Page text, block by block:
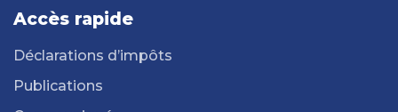
Accès rapide
Déclarations d’impôts
Publications